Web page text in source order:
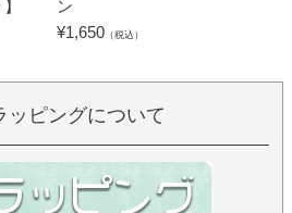
ン
¥1,650 （税込）
ッピングについて